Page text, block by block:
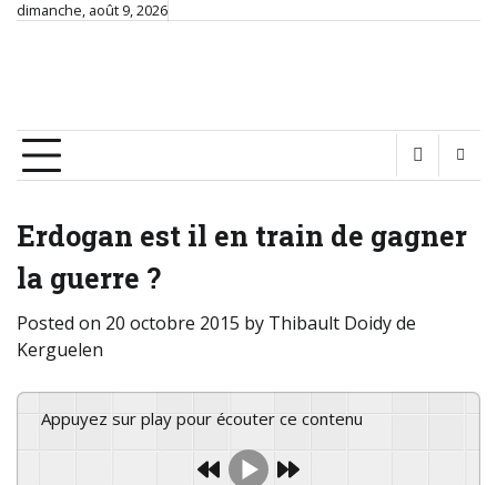
Skipdimanche, août 9, 2026
Erdogan est il en train de gagner
la guerre ?
Posted on 20 octobre 2015 by Thibault Doidy de
Kerguelen
Appuyez sur play pour écouter ce contenu